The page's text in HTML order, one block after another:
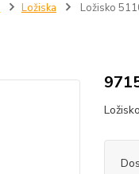
Ložiska Ložisko